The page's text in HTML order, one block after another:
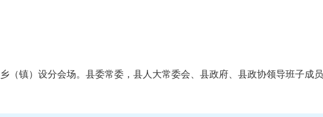
（镇）设分会场。县委常委，县人大常委会、县政府、县政协领导班子成